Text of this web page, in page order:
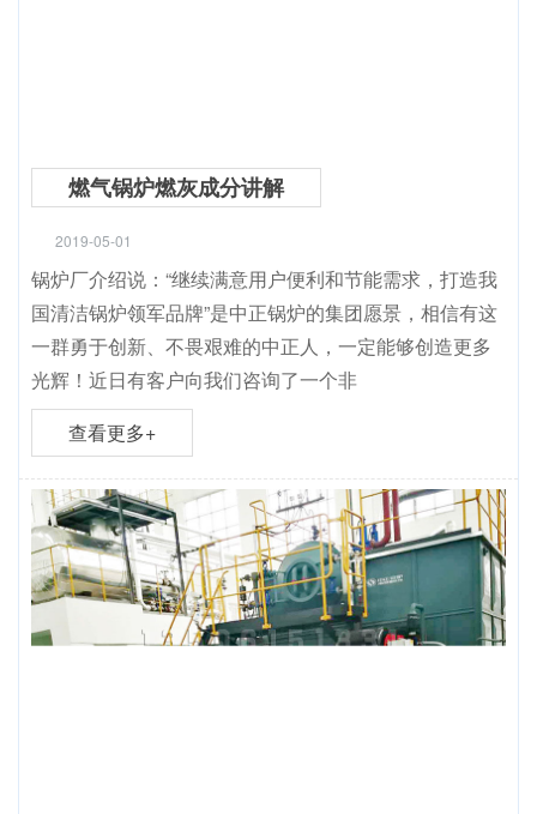
燃气锅炉燃灰成分讲解
2019-05-01
锅炉厂介绍说：“继续满意用户便利和节能需求，打造我
国清洁锅炉领军品牌”是中正锅炉的集团愿景，相信有这
一群勇于创新、不畏艰难的中正人，一定能够创造更多
光辉！近日有客户向我们咨询了一个非
查看更多+